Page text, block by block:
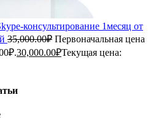
консультирование 1месяц от
35,000.00₽ Первоначальная цена
30,000.00₽Текущая цена: